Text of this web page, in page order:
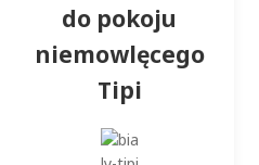
produktu
do pokoju
niemowlęcego
Tipi